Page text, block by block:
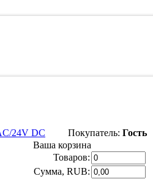
24V DC Покупатель: Гость
Ваша корзина
Товаров:
Сумма, RUB: